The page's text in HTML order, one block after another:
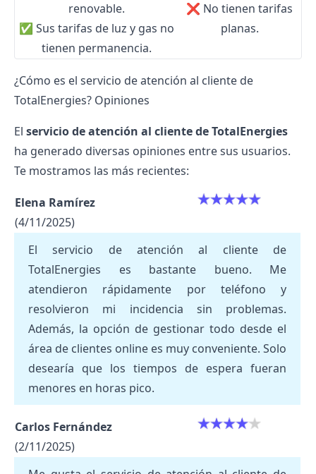
renovable.
✅ Sus tarifas de luz y gas no
tienen permanencia.
❌ No tienen tarifas
planas.
¿Cómo es el servicio de atención al cliente de
TotalEnergies? Opiniones
El servicio de atención al cliente de TotalEnergies
ha generado diversas opiniones entre sus usuarios.
Te mostramos las más recientes:
Elena Ramírez
(4/11/2025)
El servicio de atención al cliente de
TotalEnergies es bastante bueno. Me
atendieron rápidamente por teléfono y
resolvieron mi incidencia sin problemas.
Además, la opción de gestionar todo desde el
área de clientes online es muy conveniente. Solo
desearía que los tiempos de espera fueran
menores en horas pico.
Carlos Fernández
(2/11/2025)